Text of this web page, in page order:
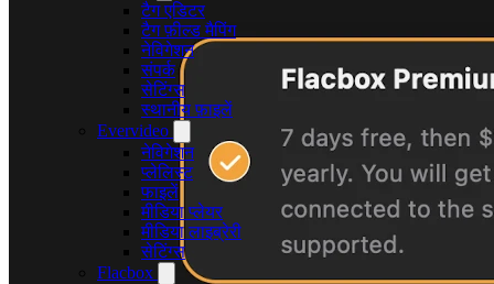
टैग एडिटर
टैग फ़ील्ड मैपिंग
नेविगेशन
संपर्क
सेटिंग्स
स्थानीय फ़ाइलें
Evervideo
नेविगेशन
प्लेलिस्ट
फाइलें
मीडिया प्लेयर
मीडिया लाइब्रेरी
सेटिंग्स
Flacbox